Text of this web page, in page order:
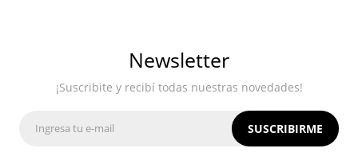
Newsletter
¡Suscribite y recibí todas nuestras novedades!
SUSCRIBIRME